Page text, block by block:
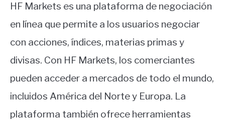
HF Markets es una plataforma de negociación
en línea que permite a los usuarios negociar
con acciones, índices, materias primas y
divisas. Con HF Markets, los comerciantes
pueden acceder a mercados de todo el mundo,
incluidos América del Norte y Europa. La
plataforma también ofrece herramientas